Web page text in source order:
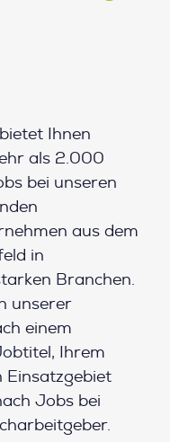
Ihnen
als 2.000
bei unseren
aus dem
in
Branchen.
unserer
einem
Ihrem
Einsatzgebiet
Jobs bei